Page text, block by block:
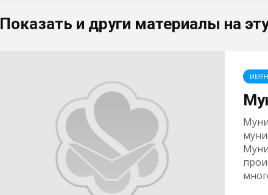
Показать и други материалы на